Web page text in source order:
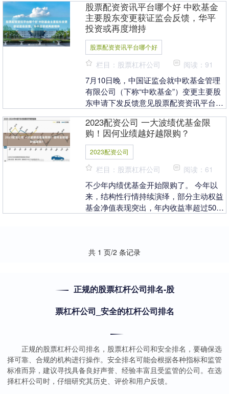
股票配资资讯平台哪个好 中欧基金
主要股东变更获证监会反馈，华平
投资或再度增持
股票配资资讯平台哪个好
栏目：股票杠杆公司 阅读：91
7月10日晚，中国证监会就中欧基金管理
有限公司（下称“中欧基金”）变更主要股
东申请下发反馈意见股票配资资讯平台哪
相关问题的....
2023配资公司 一大波绩优基金限
购！因何业绩越好越限购？
2023配资公司
栏目：股票杠杆公司 阅读：61
不少年内绩优基金开始限购了。 今年以
来，结构性行情持续演绎，部分主动权益
基金净值表现突出，年内收益率超过50%
共 1 页/2 条记录
正规的股票杠杆公司排名-股
票杠杆公司_安全的杠杆公司排名
正规的股票杠杆公司排名，股票杠杆公司和安全排名，要确保选
择可靠、合规的机构进行操作。安全排名可能会根据各种指标和监管
标准而异，建议寻找具备良好声誉、经验丰富且受监管的公司。在选
择杠杆公司时，仔细研究其历史、评价和用户反馈。